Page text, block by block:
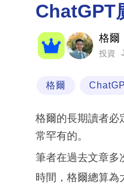
ChatGPT
格爾
投資
格爾
格爾的長期讀者必
常罕有的。
筆者在過去文章多
時間，格爾總算為